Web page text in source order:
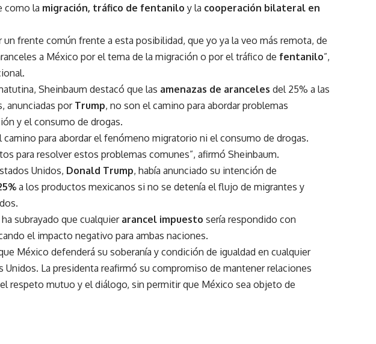
como la migración, tráfico de fentanilo y la cooperación bilateral en
un frente común frente a esta posibilidad, que yo ya la veo más remota, de
a México por el tema de la migración o por el tráfico de fentanilo”,
Sheinbaum destacó que las amenazas de aranceles del 25% a las
anunciadas porTrump, no son el camino para abordar problemas
y el consumo de drogas.
camino para abordar el fenómeno migratorio ni el consumo de drogas.
para resolver estos problemas comunes”, afirmó Sheinbaum.
Unidos, Donald Trump, había anunciado su intención de
a los productos mexicanos si no se detenía el flujo de migrantes y
subrayado que cualquierarancel impuesto sería respondido con
el impacto negativo para ambas naciones.
México defenderá su soberanía y condición de igualdad en cualquier
Unidos. La presidenta reafirmó su compromiso de mantener relaciones
respeto mutuo y el diálogo, sin permitir que México sea objeto de